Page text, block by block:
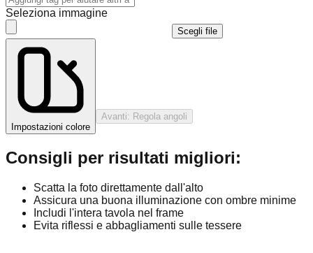
Seleziona immagine
Scegli file
Impostazioni colore
Avanti: Regola angoli
Consigli per risultati migliori:
Scatta la foto direttamente dall'alto
Assicura una buona illuminazione con ombre minime
Includi l'intera tavola nel frame
Evita riflessi e abbagliamenti sulle tessere